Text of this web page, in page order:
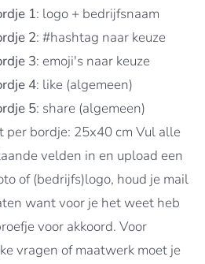
1: logo + bedrijfsnaam
2: #hashtag naar keuze
3: emoji's naar keuze
4: like (algemeen)
5: share (algemeen)
per bordje: 25x40 cm Vul alle
velden in en upload een
of (bedrijfs)logo, houd je mail
want voor je het weet heb
voor akkoord. Voor
vragen of maatwerk moet je